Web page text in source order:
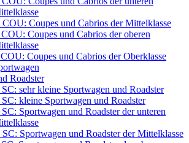
Coupes und Cabrios der Mittelklasse
Coupes und Cabrios der oberen
Coupes und Cabrios der Oberklasse
Roadster
sehr kleine Sportwagen und Roadster
kleine Sportwagen und Roadster
Sportwagen und Roadster der unteren
Sportwagen und Roadster der Mittelklasse